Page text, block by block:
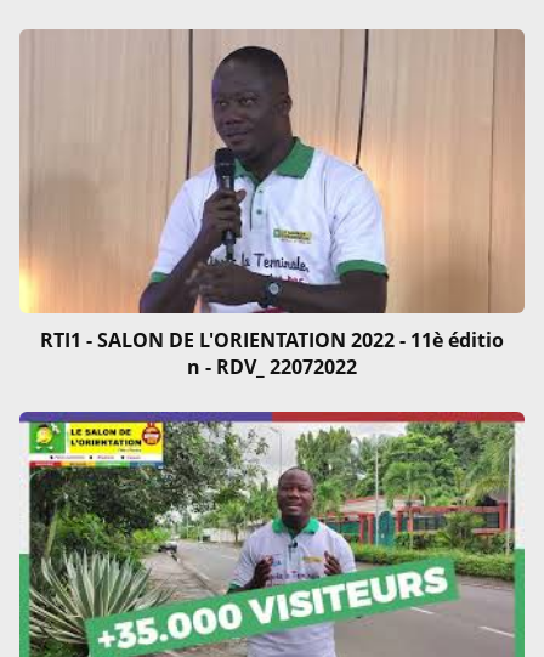
RTI1 - SALON DE L'ORIENTATION 2022 - 11è éditio
n - RDV_ 22072022